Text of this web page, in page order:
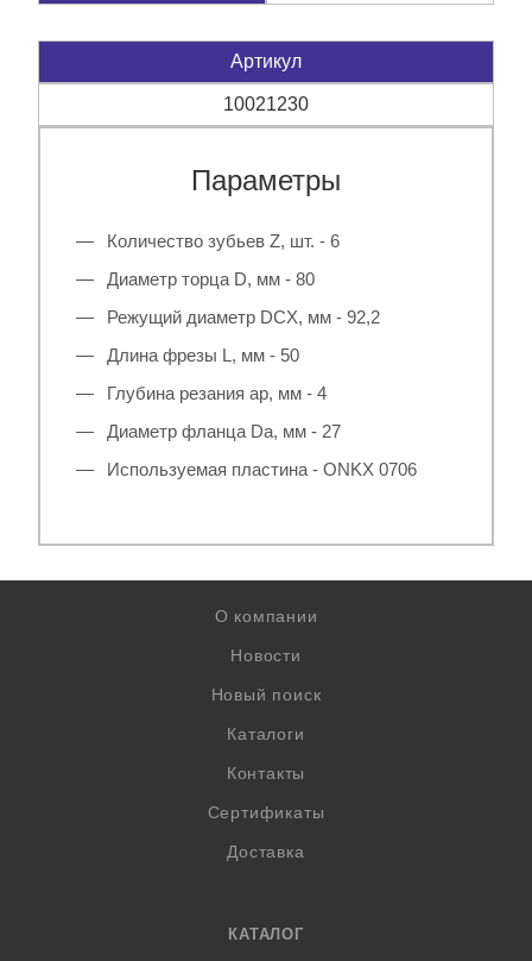
Артикул
10021230
Параметры
Количество зубьев Z, шт. - 6
Диаметр торца D, мм - 80
Режущий диаметр DCX, мм - 92,2
Длина фрезы L, мм - 50
Глубина резания ap, мм - 4
Диаметр фланца Da, мм - 27
Используемая пластина - ONKX 0706
О компании
Новости
Новый поиск
Каталоги
Контакты
Сертификаты
Доставка
КАТАЛОГ